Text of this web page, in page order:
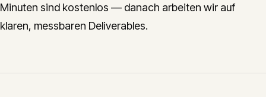
Minuten sind kostenlos — danach arbeiten wir auf
klaren, messbaren Deliverables.